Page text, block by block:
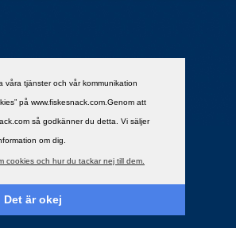
våra tjänster och vår kommunikation
på www.fiskesnack.com.Genom att
så godkänner du detta. Vi säljer
om dig.
cookies och hur du tackar nej till dem.
Det är okej